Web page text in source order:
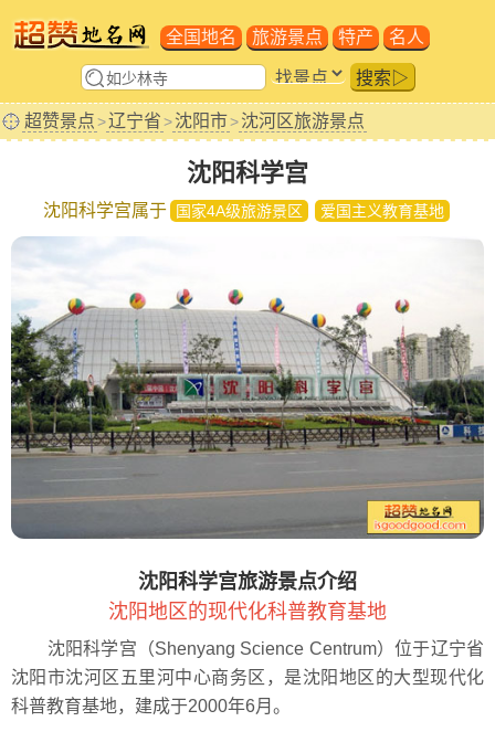
全国地名 旅游景点 特产 名人
搜索▷
超赞景点>辽宁省>沈阳市>沈河区旅游景点
沈阳科学宫
沈阳科学宫属于 国家4A级旅游景区 爱国主义教育基地
沈阳科学宫旅游景点介绍
沈阳地区的现代化科普教育基地
沈阳科学宫（Shenyang Science Centrum）位于辽宁省
沈阳市沈河区五里河中心商务区，是沈阳地区的大型现代化
科普教育基地，建成于2000年6月。